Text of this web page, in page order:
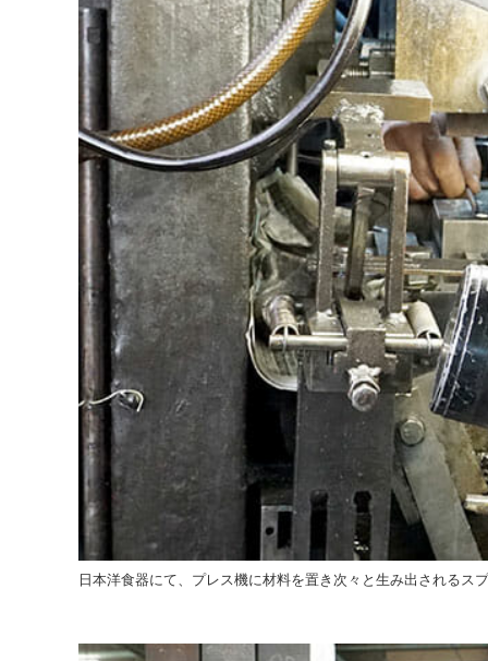
日本洋食器にて、プレス機に材料を置き次々と生み出されるス